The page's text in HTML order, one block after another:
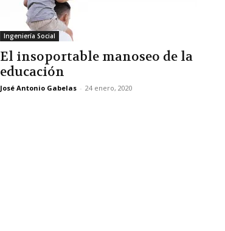
Ingeniería Social
El insoportable manoseo de la
educación
José Antonio Gabelas - 24 enero, 2020